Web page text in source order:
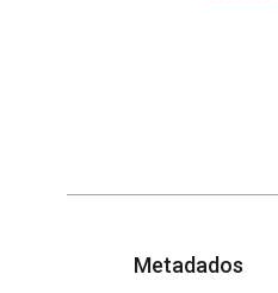
Metadados